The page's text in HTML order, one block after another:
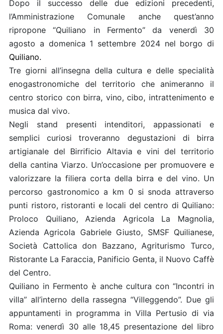
Dopo il successo delle due edizioni precedenti,
l’Amministrazione Comunale anche quest’anno
ripropone “Quiliano in Fermento” da venerdì 30
agosto a domenica 1 settembre 2024 nel borgo di
Quiliano.
Tre giorni all’insegna della cultura e delle specialità
enogastronomiche del territorio che animeranno il
centro storico con birra, vino, cibo, intrattenimento e
musica dal vivo.
Negli stand presenti intenditori, appassionati e
semplici curiosi troveranno degustazioni di birra
artigianale del Birrificio Altavia e vini del territorio
della cantina Viarzo. Un’occasione per promuovere e
valorizzare la filiera corta della birra e del vino. Un
percorso gastronomico a km 0 si snoda attraverso
punti ristoro, ristoranti e locali del centro di Quiliano:
Proloco Quiliano, Azienda Agricola La Magnolia,
Azienda Agricola Gabriele Giusto, SMSF Quilianese,
Società Cattolica don Bazzano, Agriturismo Turco,
Ristorante La Faraccia, Panificio Genta, il Nuovo Caffè
del Centro.
Quiliano in Fermento è anche cultura con “Incontri in
villa” all’interno della rassegna “Villeggendo”. Due gli
appuntamenti in programma in Villa Pertusio di via
Roma: venerdì 30 alle 18,45 presentazione del libro